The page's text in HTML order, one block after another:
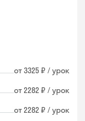
от 3325 ₽ / урок
от 2282 ₽ / урок
от 2282 ₽ / урок